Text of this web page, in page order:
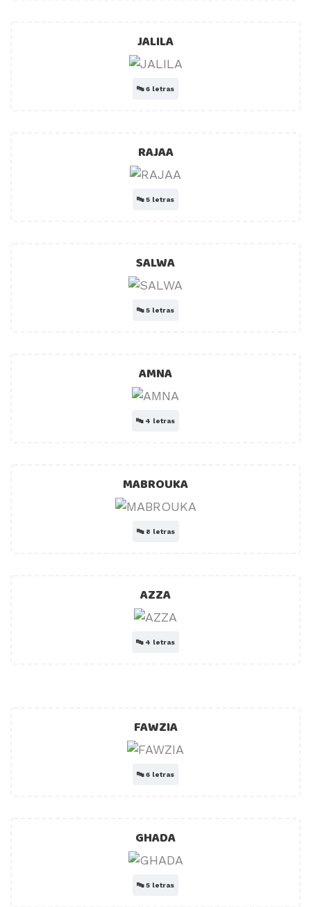
JALILA
🔤6 letras
RAJAA
🔤5 letras
SALWA
🔤5 letras
AMNA
🔤 4 letras
MABROUKA
🔤 8 letras
AZZA
🔤 4 letras
FAWZIA
🔤6 letras
GHADA
🔤5 letras